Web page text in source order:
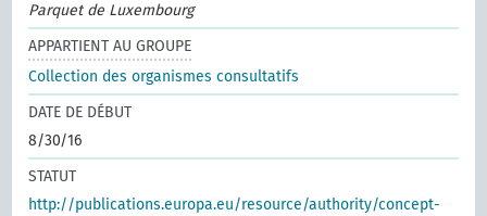
Parquet de Luxembourg
APPARTIENT AU GROUPE
Collection des organismes consultatifs
DATE DE DÉBUT
8/30/16
STATUT
http://publications.europa.eu/resource/authority/concept-